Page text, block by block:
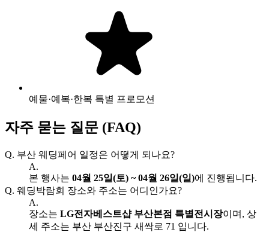
예물·예복·한복 특별 프로모션
자주 묻는 질문 (FAQ)
Q. 부산 웨딩페어 일정은 어떻게 되나요?
A.
본 행사는 04월 25일(토) ~ 04월 26일(일)에 진행됩니다.
Q. 웨딩박람회 장소와 주소는 어디인가요?
A.
장소는 LG전자베스트샵 부산본점 특별전시장이며, 상
세 주소는 부산 부산진구 새싹로 71 입니다.